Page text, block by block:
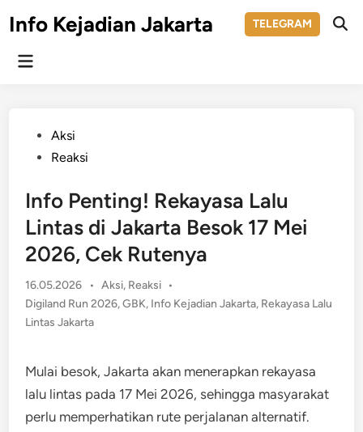
toInfo Kejadian Jakarta TELEGRAM
Main
PostedAksi
Reaksi
Info Penting! Rekayasa Lalu
Lintas di Jakarta Besok 17 Mei
2026, Cek Rutenya
16.05.2026 • Posted
in
Aksi, Reaksi •
Digiland Run 2026,GBK, Info Kejadian Jakarta, Rekayasa Lalu
Lintas Jakarta
Mulai besok, Jakarta akan menerapkan rekayasa
lalu lintas pada 17 Mei 2026, sehingga masyarakat
perlu memperhatikan rute perjalanan alternatif.